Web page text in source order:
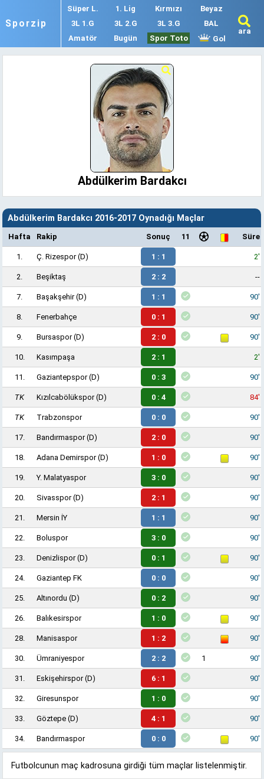
Sporzip
Süper L. 1. Lig Kırmızı
Beyaz
3L 1.G
3L 2.G 3L 3.G
BAL
Amatör
Bugün Spor Toto Gol
ara
Abdülkerim Bardakcı
Abdülkerim Bardakcı 2016-2017 Oynadığı Maçlar
Hafta Rakip Sonuç 11 Süre
1. Ç. Rizespor(D) 1 : 1 2'
2. Beşiktaş 2 : 2 --
7. Başakşehir(D) 1 : 1 90'
8. Fenerbahçe 0 : 1 90'
9. Bursaspor(D) 2 : 0 90'
10. Kasımpaşa 2 : 1 2'
11. Gaziantepspor(D) 0 : 3 90'
TK Kızılcabölükspor(D) 0 : 4 84'
TK Trabzonspor 0 : 0 90'
17. Bandırmaspor(D) 2 : 0 90'
18. Adana Demirspor(D) 1 : 0 90'
19. Y. Malatyaspor 3 : 0 90'
20. Sivasspor(D) 2 : 1 90'
21. Mersin İY 1 : 1 90'
22. Boluspor 3 : 0 90'
23. Denizlispor(D) 0 : 1 90'
24. Gaziantep FK 0 : 0 90'
25. Altınordu (D) 0 : 2 90'
26. Balıkesirspor 1 : 0 90'
28. Manisaspor 1 : 2 90'
30. Ümraniyespor 2 : 2 1 90'
31. Eskişehirspor(D) 6 : 1 90'
32. Giresunspor 1 : 0 90'
33. Göztepe (D) 4 : 1 90'
34. Bandırmaspor 0 : 0 90'
Futbolcunun maç kadrosuna girdiği tüm maçlar listelenmiştir.